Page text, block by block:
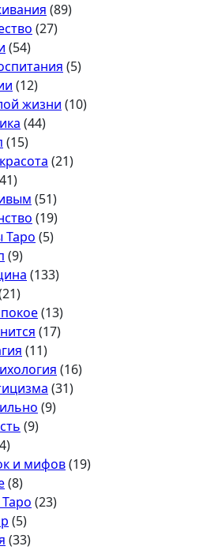
(89)
(27)
(54)
(5)
(12)
жизни (10)
(44)
(15)
(21)
(51)
(19)
Таро (5)
(9)
(133)
(13)
(17)
(11)
(16)
(31)
(9)
(9)
и мифов(19)
(8)
(23)
(5)
(33)